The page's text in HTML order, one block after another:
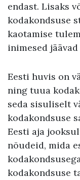
endast. Lisaks
kodakondsuse
kaotamise
inimesed
Eesti huvis on
ning tuua
seda sisuliselt
kodakondsuse
Eesti aja
nõudeid, mida
kodakondsuse